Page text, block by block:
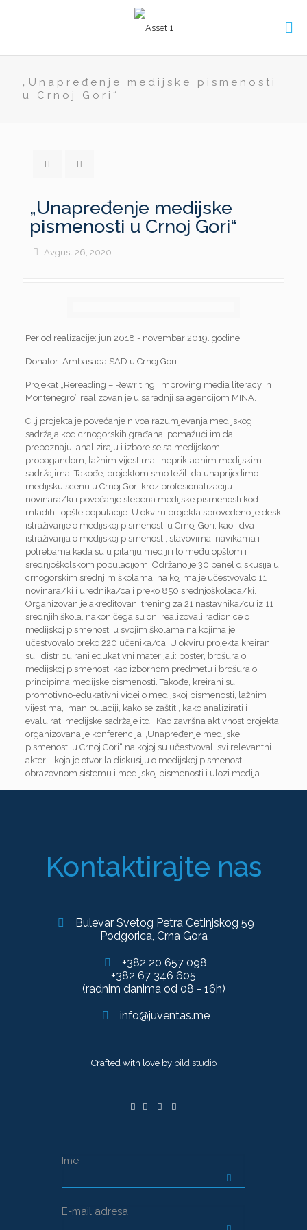
„Unapređenje medijske pismenosti
u Crnoj Gori“
„Unapređenje medijske
pismenosti u Crnoj Gori“
Avgust 26, 2020
Period realizacije: jun 2018.- novembar 2019. godine
Donator: Ambasada SAD u Crnoj Gori
Projekat „Rereading – Rewriting: Improving media literacy in
Montenegro“ realizovan je u saradnji sa agencijom MINA.
Cilj projekta je povećanje nivoa razumjevanja medijskog
sadržaja kod crnogorskih građana, pomažući im da
prepoznaju, analiziraju i izbore se sa medijskom
propagandom, lažnim vijestima i neprikladnim medijskim
sadržajima. Takođe, projektom smo težili da unaprijedimo
medijsku scenu u Crnoj Gori kroz profesionalizaciju
novinara/ki i povećanje stepena medijske pismenosti kod
mladih i opšte populacije. U okviru projekta sprovedeno je desk
istraživanje o medijskoj pismenosti u Crnoj Gori, kao i dva
istraživanja o medijskoj pismenosti, stavovima, navikama i
potrebama kada su u pitanju mediji i to među opštom i
srednjoškolskom populacijom. Održano je 30 panel diskusija u
crnogorskim srednjim školama, na kojima je učestvovalo 11
novinara/ki i urednika/ca i preko 850 srednjoškolaca/ki.
Organizovan je akreditovani trening za 21 nastavnika/cu iz 11
srednjih škola, nakon čega su oni realizovali radionice o
medijskoj pismenosti u svojim školama na kojima je
učestvovalo preko 220 učenika/ca. U okviru projekta kreirani
su i distribuirani edukativni materijali: poster, brošura o
medijskoj pismenosti kao izbornom predmetu i brošura o
principima medijske pismenosti. Takođe, kreirani su
promotivno-edukativni videi o medijskoj pismenosti, lažnim
vijestima, manipulaciji, kako se zaštiti, kako analizirati i
evaluirati medijske sadržaje itd. Kao završna aktivnost projekta
organizovana je konferencija „Unapređenje medijske
pismenosti u Crnoj Gori“ na kojoj su učestvovali svi relevantni
akteri i koja je otvorila diskusiju o medijskoj pismenosti i
obrazovnom sistemu i medijskoj pismenosti i ulozi medija.
Kontaktirajte nas
Bulevar Svetog Petra Cetinjskog 59
Podgorica, Crna Gora
+382 20 657 098
+382 67 346 605
(radnim danima od 08 - 16h)
info@juventas.me
Crafted with love by bild studio